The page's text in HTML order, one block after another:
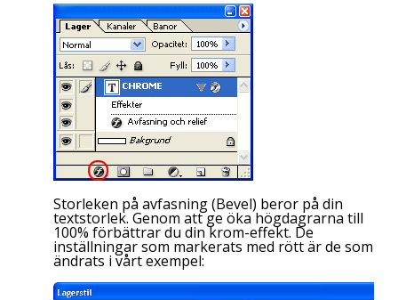
Storleken på avfasning (Bevel) beror på din
textstorlek. Genom att ge öka högdagrarna till
100% förbättrar du din krom-effekt. De
inställningar som markerats med rött är de som
ändrats i vårt exempel: